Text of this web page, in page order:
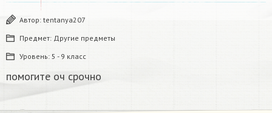
Автор: tentanya207
Предмет: Другие предметы
Уровень: 5 - 9 класс
помогите оч срочно​